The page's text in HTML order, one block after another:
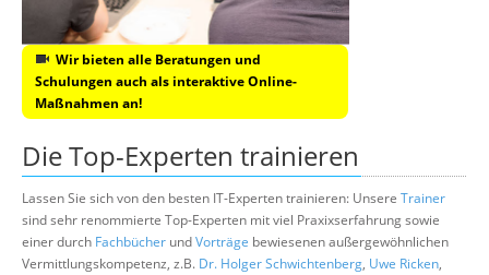
Wir bieten alle Beratungen und
Schulungen auch als interaktive Online-
Maßnahmen an!
Die Top-Experten trainieren
Lassen Sie sich von den besten IT-Experten trainieren: Unsere Trainer
sind sehr renommierte Top-Experten mit viel Praxixserfahrung sowie
einer durch Fachbücher undVorträge bewiesenen außergewöhnlichen
Vermittlungskompetenz, z.B. Dr. Holger Schwichtenberg, Uwe Ricken,